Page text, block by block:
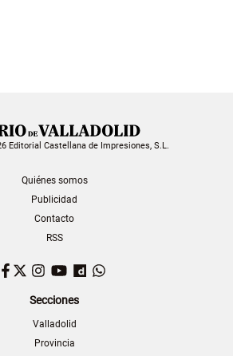
Editorial Castellana de Impresiones, S.L.
Quiénes somos
Publicidad
Contacto
RSS
Facebook
TwitterInstagram
YouTubeDailymotion
Secciones
Valladolid
Provincia